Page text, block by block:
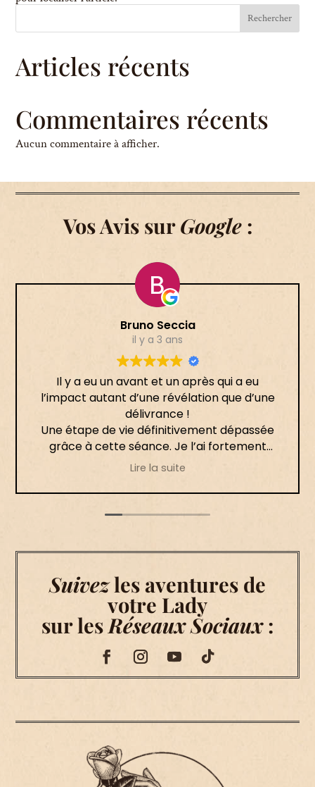
Rechercher
Articles récents
Commentaires récents
Aucun commentaire à afficher.
Vos Avis surGoogle:
Bruno Seccia
il y a 3 ans
Il y a eu un avant et un après qui a eu
l’impact autant d’une révélation que d’une
délivrance !
Une étape de vie définitivement dépassée
grâce à cette séance. Je l’ai fortement
ressenti le jour même, puis les semaines
processus.
Merci infiniment 🙏🏻
Lire la suite
Suivezles aventures de
votre Lady
sur les Réseaux Sociaux: